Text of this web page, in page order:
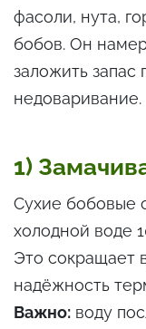
фасоли, нута,
бобов. Он
заложить запас
недоваривание.
1)
Сухие бобовые
холодной воде
Это сокращает
надёжность
Важно: воду